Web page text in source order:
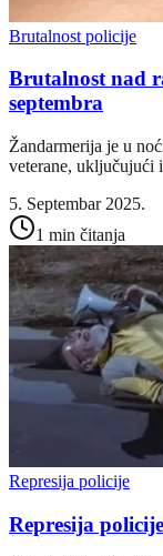
Brutalnost policije
Brutalnost nad
septembra
Žandarmerija je u
veterane, uključujući
5. Septembar 2025.
1 min čitanja
Represija policije
Represija